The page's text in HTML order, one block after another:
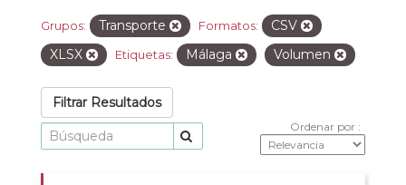
Grupos: Transporte Formatos:
CSV
XLSX
Etiquetas: Málaga Volumen
Filtrar Resultados
Ordenar por